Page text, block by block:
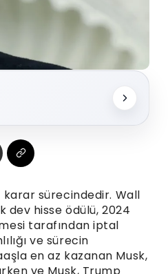
karar sürecindedir. Wall
dev hisse ödülü, 2024
tarafından iptal
ve sürecin
en az kazanan Musk,